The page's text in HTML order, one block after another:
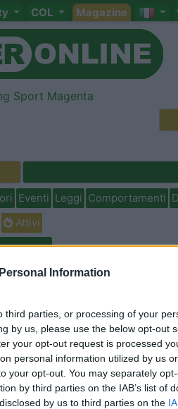
Information
parties, or processing of your
by us, please use the below opt-out
your opt-out request is processed
personal information utilized by us
your opt-out. You may separately
by third parties on the IAB’s list of
by us to third parties on the
COL Magazine
Eventi Leggi Comportamenti
Attivi
1 >
la nostra attenzione si è+ focalizzata
portapacchi,
presenta delle